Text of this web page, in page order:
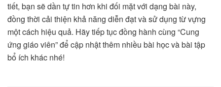
tiết, bạn sẽ dần tự tin hơn khi đối mặt với dạng bài này,
đồng thời cải thiện khả năng diễn đạt và sử dụng từ vựng
một cách hiệu quả. Hãy tiếp tục đồng hành cùng “Cung
ứng giáo viên” để cập nhật thêm nhiều bài học và bài tập
bổ ích khác nhé!